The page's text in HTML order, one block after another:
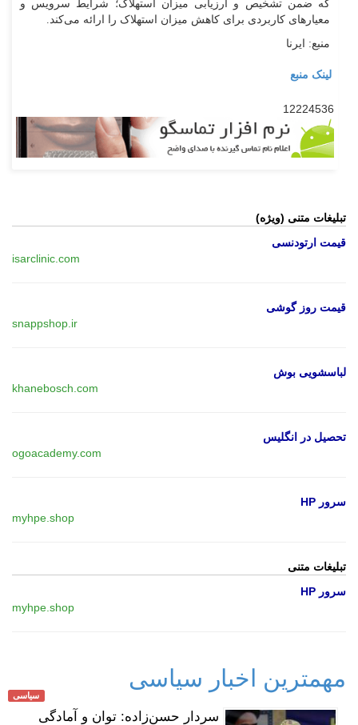
ﮐﻪ ضمن تشخیص و ارزیابی ﻣﯿﺰان اﺳﺘﻬﻼک؛ ﺷﺮاﯾﻂ ﺳﺮوﯾﺲ و
ﻣﻌﯿﺎرﻫﺎی ﮐﺎرﺑﺮدی ﺑﺮای ﮐﺎﻫﺶ ﻣﯿﺰان اﺳﺘﻬﻼک را ارائه می‌کند.
منبع: ایرنا
لینک منبع
12224536
تبلیغات متنی (ویژه)
قیمت ارتودنسی
isarclinic.com
قیمت روز گوشی
snappshop.ir
لباسشویی بوش
khanebosch.com
تحصیل در انگلیس
ogoacademy.com
سرور HP
myhpe.shop
تبلیغات متنی
سرور HP
myhpe.shop
مهمترین اخبار سیاسی
سیاسی
سردار حسن‌زاده: توان و آمادگی